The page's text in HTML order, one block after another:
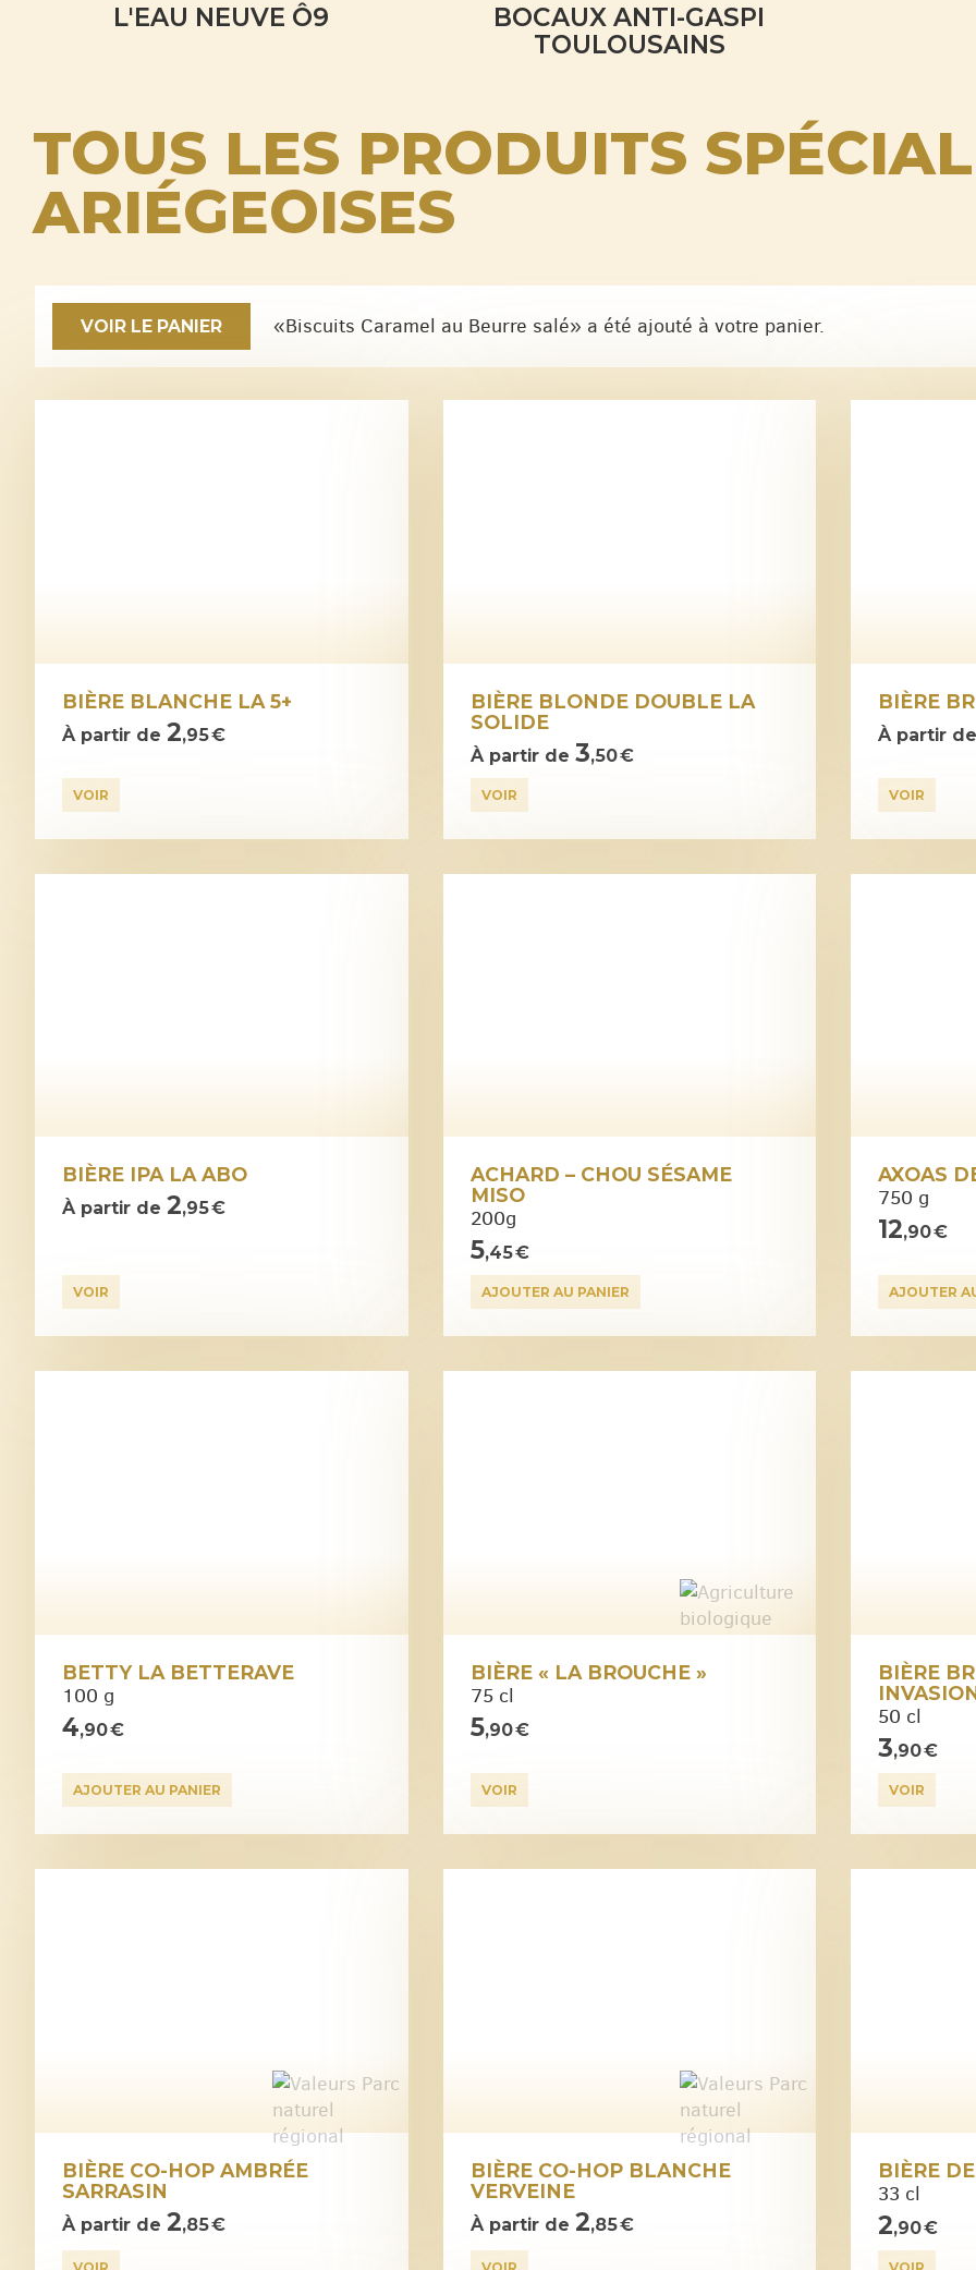
L'EAU NEUVE Ô9
BOCAUX ANTI-GASPI
TOULOUSAINS
TOUS LES PRODUITS
ARIÉGEOISES
VOIR LE PANIER «Biscuits Caramel au Beurre salé» a été ajouté à votre panier.
BIÈRE BLANCHE LA 5+
À partir de 2,95 €
VOIR
BIÈRE BLONDE DOUBLE LA
SOLIDE
À partir de 3,50 €
VOIR
BIÈRE
À partir
VOIR
BIÈRE IPA LA ABO
À partir de 2,95 €
VOIR
ACHARD – CHOU SÉSAME
MISO
200g
5,45 €
AJOUTER AU PANIER
AXOAS
750 g
12,90 €
AJOUTER
BETTY LA BETTERAVE
100 g
4,90 €
AJOUTER AU PANIER
BIÈRE « LA BROUCHE »
75 cl
5,90 €
VOIR
BIÈRE
50 cl
3,90 €
VOIR
BIÈRE CO-HOP AMBRÉE
SARRASIN
À partir de 2,85 €
BIÈRE CO-HOP BLANCHE
VERVEINE
À partir de 2,85 €
BIÈRE
33 cl
2,90 €